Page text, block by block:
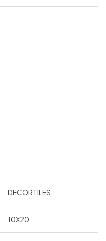
DECORTILES
10X20